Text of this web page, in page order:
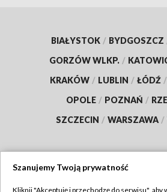
BIAŁYSTOK / BYDGOSZCZ
GORZÓW WLKP. /
KRAKÓW / LUBLIN / ŁÓDŹ /
OPOLE / POZNAŃ /
SZCZECIN / WARSZAWA /
Szanujemy Twoją prywatność
Kliknij "Akceptuję i przechodzę do serwisu", aby